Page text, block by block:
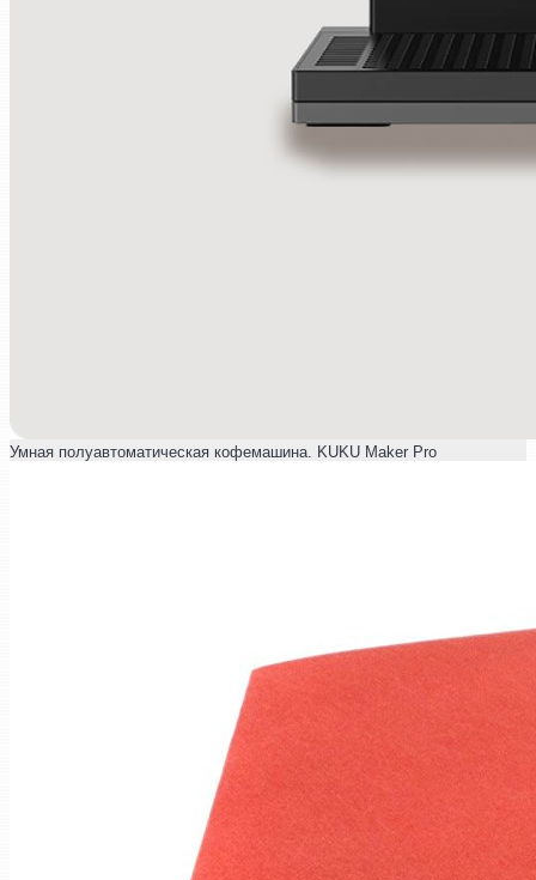
Умная полуавтоматическая кофемашина. KUKU Maker Pro